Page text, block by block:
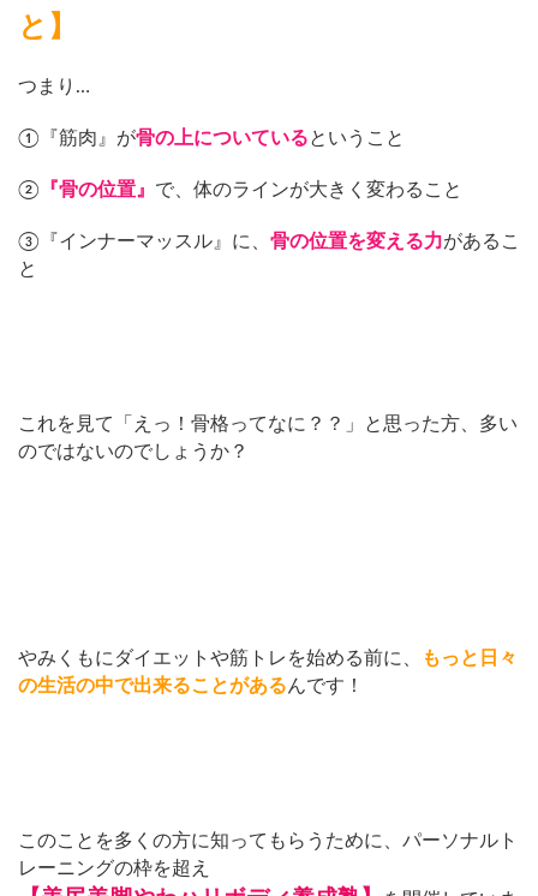
と】
つまり…
①『筋肉』が骨の上についているということ
② 『骨の位置』 で、体のラインが大きく変わること
③『インナーマッスル』に、 骨の位置を変える力があるこ
と
これを見て「えっ！骨格ってなに？？」と思った方、多い
のではないのでしょうか？
やみくもにダイエットや筋トレを始める前に、
もっと日々
の生活の中で出来ることがあるんです！
このことを多くの方に知ってもらうために、パーソナルト
レーニングの枠を超え